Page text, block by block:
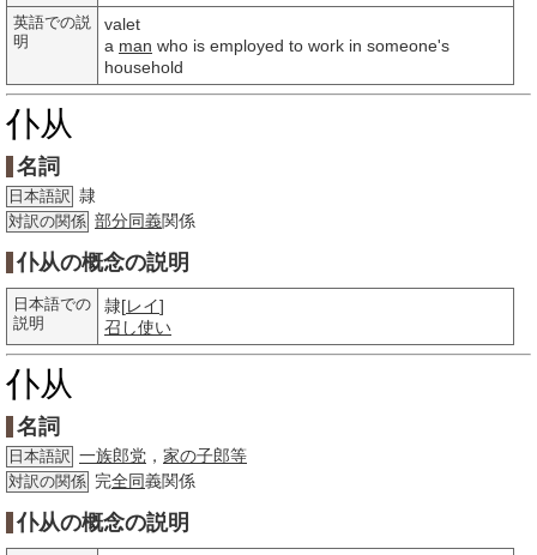
英語での説
明
valet
a man who is employed to work in someone's
household
仆从
名詞
日本語訳 隷
対訳の関係 部分同義関係
仆从の概念の説明
日本語での
説明
隷[レイ]
召し使い
仆从
名詞
日本語訳 一族郎党 ， 家の子郎等
対訳の関係 完全同義関係
仆从の概念の説明